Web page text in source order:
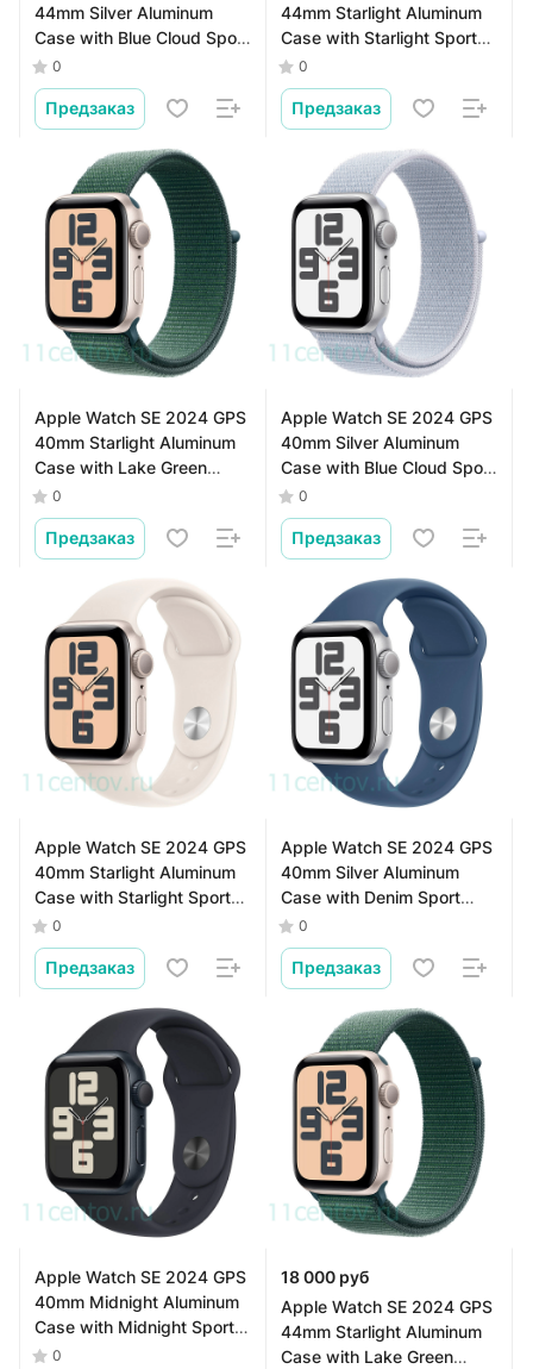
44mm Silver Aluminum
Case with Blue Cloud Sport
Loop
0
Предзаказ
44mm Starlight Aluminum
Case with Starlight Sport
Band M/L
0
Предзаказ
Apple Watch SE 2024 GPS
40mm Starlight Aluminum
Case with Lake Green
Sport Loop
0
Предзаказ
Apple Watch SE 2024 GPS
40mm Silver Aluminum
Case with Blue Cloud Sport
Loop
0
Предзаказ
Apple Watch SE 2024 GPS
40mm Starlight Aluminum
Case with Starlight Sport
Band S/M
0
Предзаказ
Apple Watch SE 2024 GPS
40mm Silver Aluminum
Case with Denim Sport
Band S/M
0
Предзаказ
Apple Watch SE 2024 GPS
40mm Midnight Aluminum
Case with Midnight Sport
Band S/M
0
18 000 руб
Apple Watch SE 2024 GPS
44mm Starlight Aluminum
Case with Lake Green